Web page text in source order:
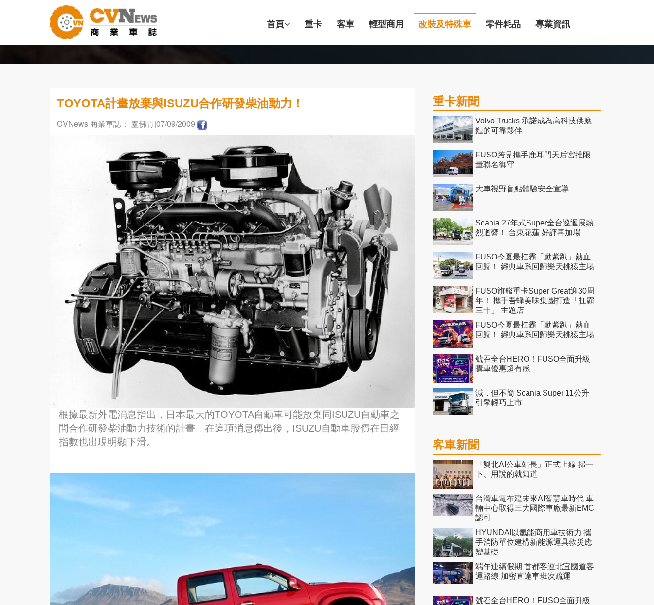
首頁 重卡 客車 輕型商用 改裝及特殊車 零件耗品 專業資訊
TOYOTA計畫放棄與ISUZU合作研發柴油動力！
CVNews 商業車誌： 盧佛青|07/09/2009
根據最新外電消息指出，日本最大的TOYOTA自動車可能放棄同ISUZU自動車之
間合作研發柴油動力技術的計畫，在這項消息傳出後，ISUZU自動車股價在日經
指數也出現明顯下滑。
重卡新聞
Volvo Trucks 承諾成為高科技供應
鏈的可靠夥伴
FUSO跨界攜手鹿耳門天后宮推限
量聯名御守
大車視野盲點體驗安全宣導
Scania 27年式Super全台巡迴展熱
烈迴響！ 台東花蓮 好評再加場
FUSO今夏最扛霸「動紫趴」熱血
回歸！ 經典車系回歸樂天桃猿主場
FUSO旗艦重卡Super Great迎30周
年！ 攜手吾蜂美味集團打造「扛霸
三十」 主題店
FUSO今夏最扛霸「動紫趴」熱血
回歸！ 經典車系回歸樂天桃猿主場
號召全台HERO！FUSO全面升級
購車優惠超有感
減．但不簡 Scania Super 11公升
引擎輕巧上市
客車新聞
「雙北AI公車站長」正式上線 掃一
下、用說的就知道
台灣車電布建未來AI智慧車時代 車
輛中心取得三大國際車廠最新EMC
認可
HYUNDAI以氫能商用車技術力 攜
手消防單位建構新能源運具救災應
變基礎
端午連續假期 首都客運北宜國道客
運路線 加密直達車班次疏運
號召全台HERO！FUSO全面升級